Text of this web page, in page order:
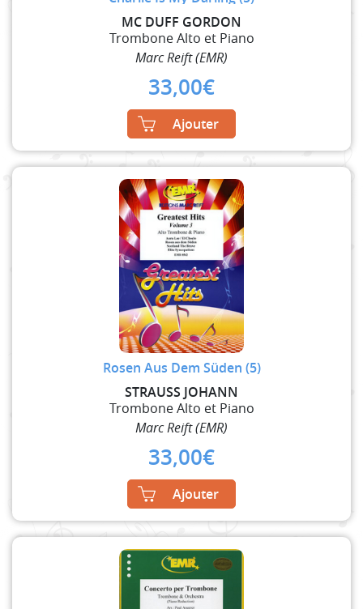
MC DUFF GORDON
Trombone Alto et Piano
Marc Reift (EMR)
33,00€
Ajouter
Rosen Aus Dem Süden (5)
STRAUSS JOHANN
Trombone Alto et Piano
Marc Reift (EMR)
33,00€
Ajouter